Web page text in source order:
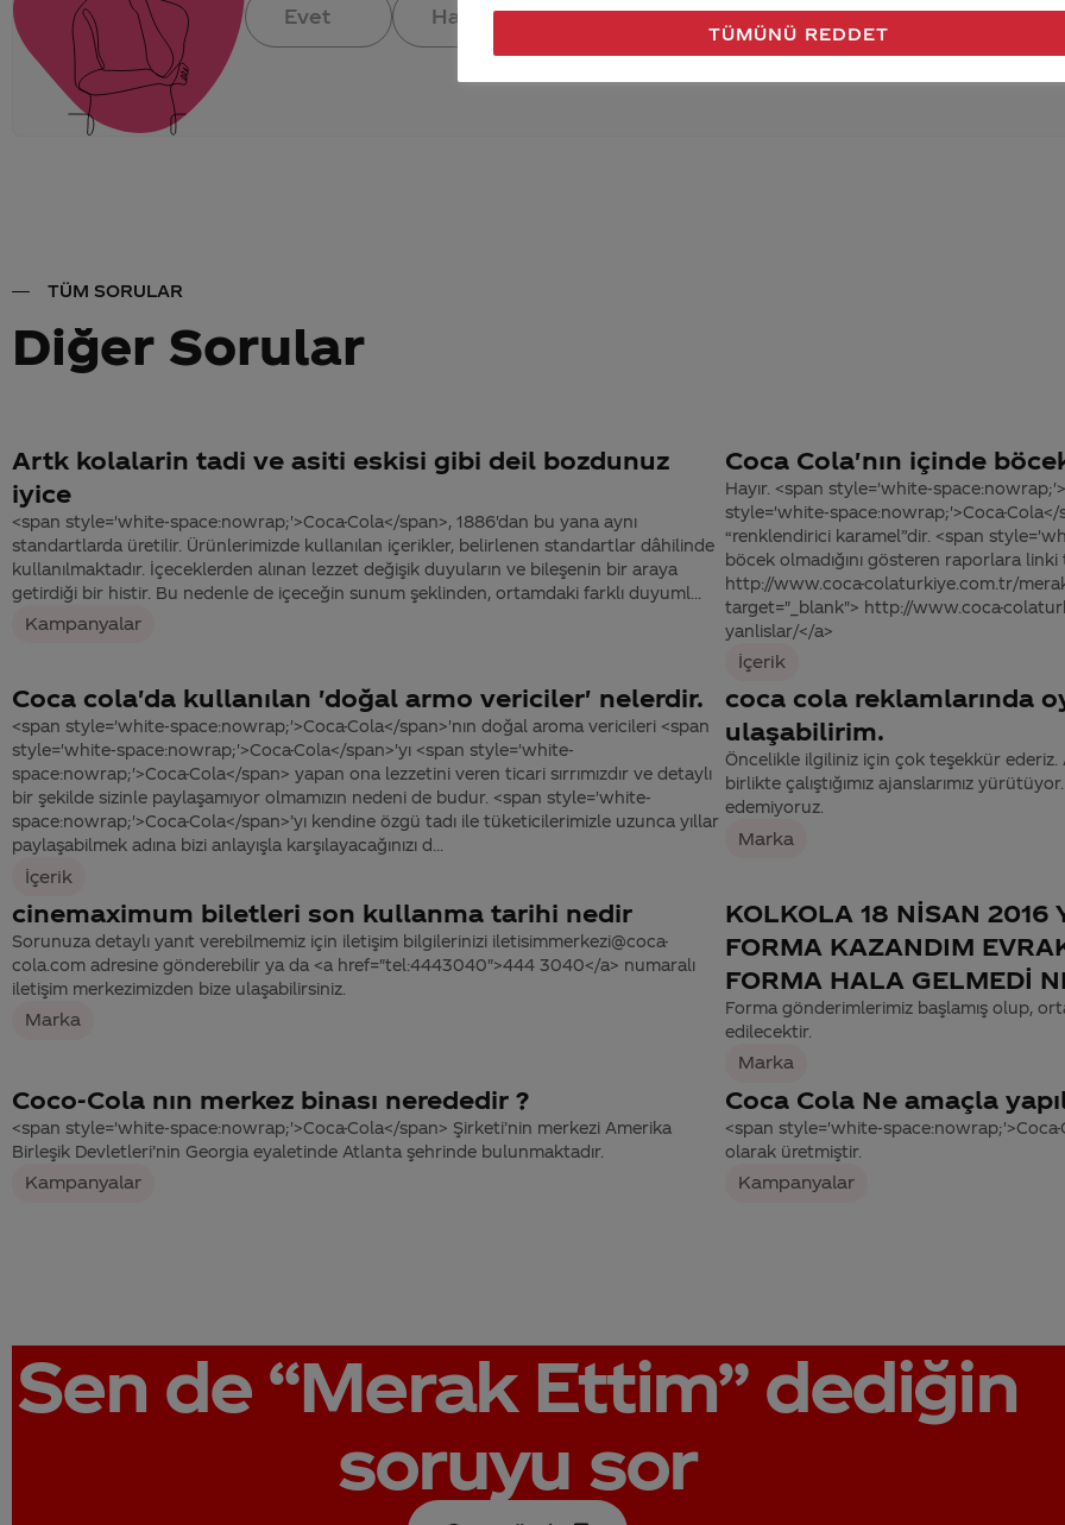
Evet
Hayır Gönder
TÜM SORULAR
Diğer Sorular
Artk kolalarin tadi ve asiti eskisi gibi deil bozdunuz
iyice
<span style='white-space:nowrap;'>Coca-Cola</span>, 1886'dan bu yana aynı
standartlarda üretilir. Ürünlerimizde kullanılan içerikler, belirlenen standartlar dâhilinde
kullanılmaktadır. İçeceklerden alınan lezzet değişik duyuların ve bileşenin bir araya
getirdiği bir histir. Bu nedenle de içeceğin sunum şeklinden, ortamdaki farklı duyuml...
Kampanyalar
Coca Cola'nın içinde
Hayır. <span style='white-
style='white-space:nowrap;'>Coca-Cola</
“renklendirici karamel”dir. <span
böcek olmadığını gösteren raporlara
http://www.coca-colaturkiye.com.tr/
target="_blank"> http://www.coca-
yanlislar/</a>
İçerik
Coca cola'da kullanılan 'doğal armo vericiler' nelerdir.
<span style='white-space:nowrap;'>Coca-Cola</span>'nın doğal aroma vericileri <span
style='white-space:nowrap;'>Coca-Cola</span>'yı <span style='white-
space:nowrap;'>Coca-Cola</span> yapan ona lezzetini veren ticari sırrımızdır ve detaylı
bir şekilde sizinle paylaşamıyor olmamızın nedeni de budur. <span style='white-
space:nowrap;'>Coca-Cola</span>’yı kendine özgü tadı ile tüketicilerimizle uzunca yıllar
paylaşabilmek adına bizi anlayışla karşılayacağınızı d...
İçerik
coca cola reklamlarında
ulaşabilirim.
Öncelikle ilgiliniz için çok teşekkür ederiz.
birlikte çalıştığımız ajanslarımız
edemiyoruz.
Marka
cinemaximum biletleri son kullanma tarihi nedir
Sorunuza detaylı yanıt verebilmemiz için iletişim bilgilerinizi iletisimmerkezi@coca-
cola.com adresine gönderebilir ya da <a href="tel:4443040">444 3040</a> numaralı
iletişim merkezimizden bize ulaşabilirsiniz.
Marka
KOLKOLA 18 NİSAN 2016
FORMA KAZANDIM
FORMA HALA GELMEDİ
Forma gönderimlerimiz başlamış olup,
edilecektir.
Marka
Coco-Cola nın merkez binası nerededir ?
<span style='white-space:nowrap;'>Coca-Cola</span> Şirketi’nin merkezi Amerika
Birleşik Devletleri’nin Georgia eyaletinde Atlanta şehrinde bulunmaktadır.
Kampanyalar
Coca Cola Ne amaçla
<span style='white-space:nowrap;'>Coca-
olarak üretmiştir.
Kampanyalar
Sen de “Merak Ettim”dediğin
soruyu sor
TÜMÜNÜ REDDET